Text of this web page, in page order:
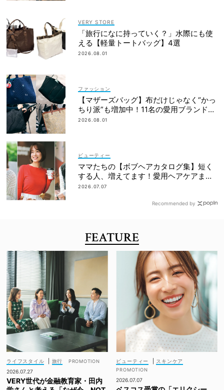
VERY STORE
「旅行になに持っていく？」水際にも使
える【軽量トートバッグ】4選
2026.08.01
ファッション
【マザーズバッグ】布だけじゃなく“かっ
ちり派”も増加中！11名の愛用ブランド
は？
2026.08.01
ビューティー
ママたちの【ボブヘアカタログ集】短く
する人、増えてます！愛用ヘアケアまで
全部見せ
2026.07.07
Recommended by
FEATURE
ライフスタイル
旅行
2026.07.27
VERY世代が金融教育家・田内
ビューティー スキンケア
2026.07.07